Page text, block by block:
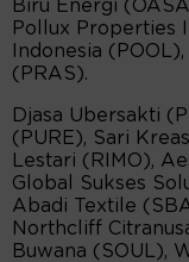
Biru Energi
Pollux Properties
Indonesia
(PRAS).
Djasa Ubersakti
(PURE), Sari
Lestari (RIMO),
Global Sukses
Abadi Textile
Northcliff
Buwana (SOUL),